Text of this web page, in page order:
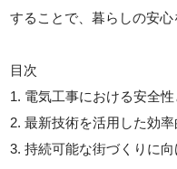
することで、暮らしの安心
目次
1. 電気工事における安全
2. 最新技術を活用した効
3. 持続可能な街づくりに